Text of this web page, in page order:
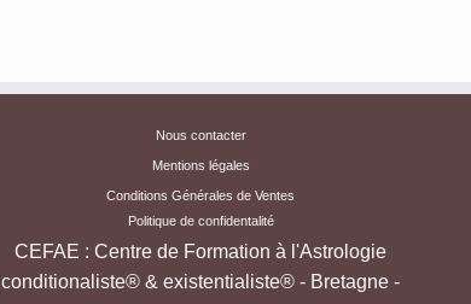
Nous contacter
Mentions légales
Conditions Générales de Ventes
Politique de confidentalité
CEFAE : Centre de Formation à l'Astrologie
conditionaliste® & existentialiste® - Bretagne -